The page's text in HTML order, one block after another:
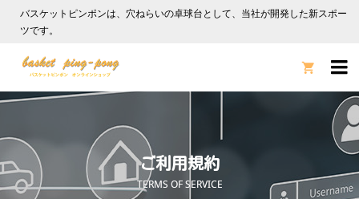
バスケットピンポンは、穴ねらいの卓球台として、当社が開発した新スポー
ツです。

ご利用規約
TERMS OF SERVICE